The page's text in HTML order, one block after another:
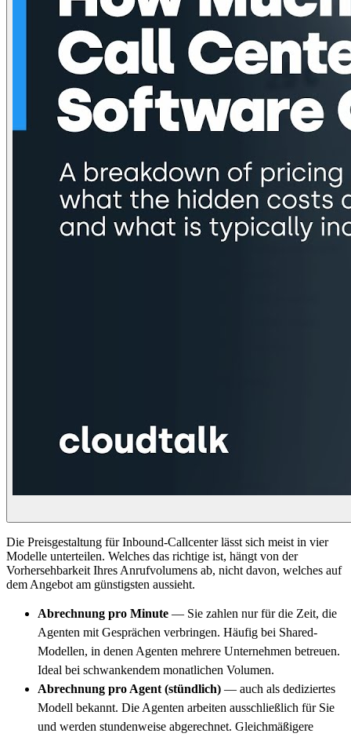
Die Preisgestaltung für Inbound-Callcenter lässt sich meist in vier
Modelle unterteilen. Welches das richtige ist, hängt von der
Vorhersehbarkeit Ihres Anrufvolumens ab, nicht davon, welches auf
dem Angebot am günstigsten aussieht.
Abrechnung pro Minute — Sie zahlen nur für die Zeit, die
Agenten mit Gesprächen verbringen. Häufig bei Shared-
Modellen, in denen Agenten mehrere Unternehmen betreuen.
Ideal bei schwankendem monatlichen Volumen.
Abrechnung pro Agent (stündlich) — auch als dediziertes
Modell bekannt. Die Agenten arbeiten ausschließlich für Sie
und werden stundenweise abgerechnet. Gleichmäßigere